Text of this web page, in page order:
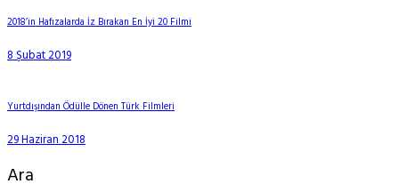
2018’in Hafızalarda İz Bırakan En İyi 20 Filmi
8 Şubat 2019
Yurtdışından Ödülle Dönen Türk Filmleri
29 Haziran 2018
Ara